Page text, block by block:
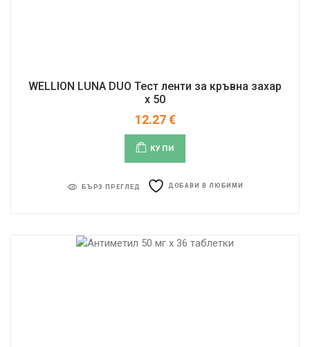
WELLION LUNA DUO Тест ленти за кръвна захар
x 50
12.27€
КУПИ
БЪРЗ ПРЕГЛЕД ДОБАВИ В ЛЮБИМИ